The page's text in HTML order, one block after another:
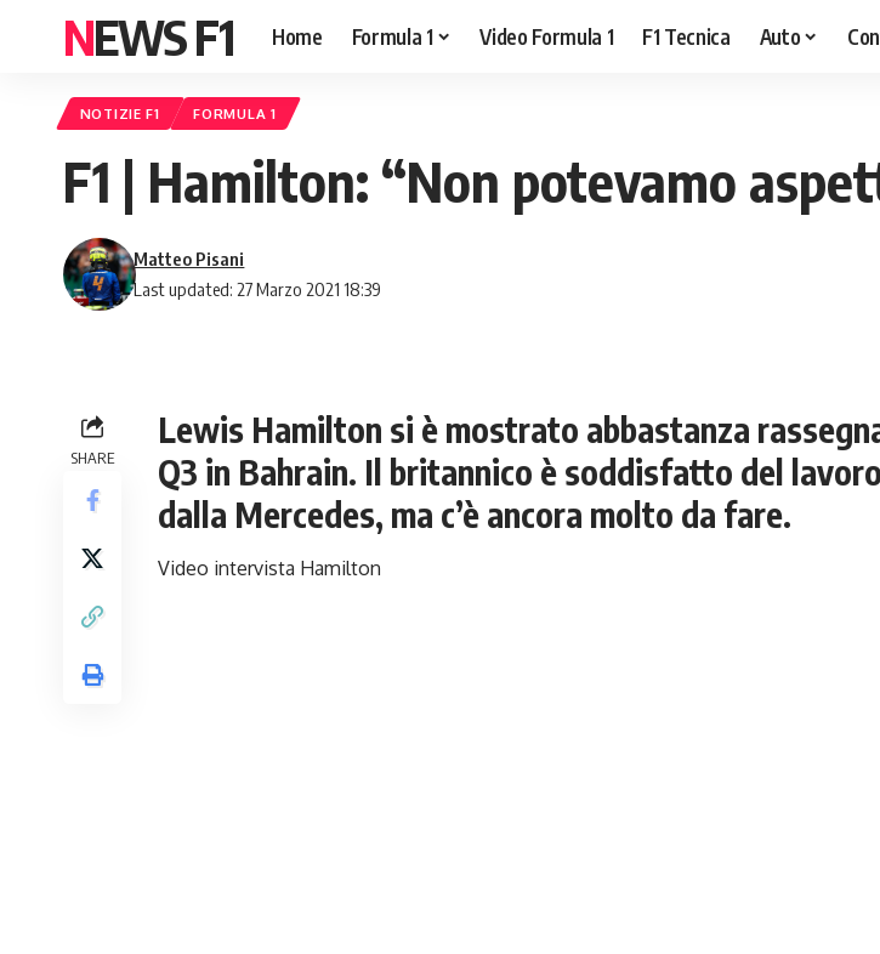
NEWS F1 Home Formula 1 Video Formula 1 F1 Tecnica Auto
NOTIZIE F1 FORMULA 1
F1 | Hamilton: “Non potevamo
Last updated: 27 Marzo 2021 18:39
Matteo Pisani
SHARE
Lewis Hamilton si è mostrato abbastanza
Q3 in Bahrain. Il britannico è soddisfatto del
dalla Mercedes, ma c’è ancora molto da fare.
Video intervista Hamilton